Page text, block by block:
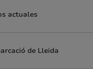
actuales
de Lleida